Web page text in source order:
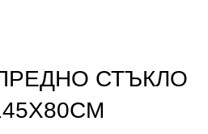
СТЪКЛО